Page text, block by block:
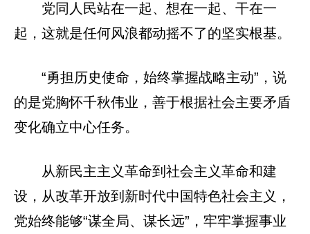
党同人民站在一起、想在一起、干在一
起，这就是任何风浪都动摇不了的坚实根基。
“勇担历史使命，始终掌握战略主动”，说
的是党胸怀千秋伟业，善于根据社会主要矛盾
变化确立中心任务。
从新民主主义革命到社会主义革命和建
设，从改革开放到新时代中国特色社会主义，
党始终能够“谋全局、谋长远”，牢牢掌握事业